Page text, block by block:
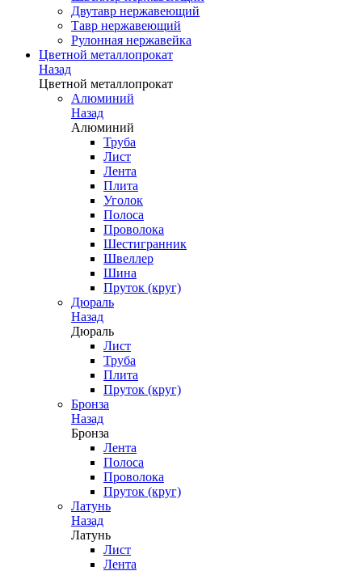
Двутавр нержавеющий
Тавр нержавеющий
Рулонная нержавейка
Цветной металлопрокат
Назад
Цветной металлопрокат
Алюминий
Назад
Алюминий
Труба
Лист
Лента
Плита
Уголок
Полоса
Проволока
Шестигранник
Швеллер
Шина
Пруток (круг)
Дюраль
Назад
Дюраль
Лист
Труба
Плита
Пруток (круг)
Бронза
Назад
Бронза
Лента
Полоса
Проволока
Пруток (круг)
Латунь
Назад
Латунь
Лист
Лента